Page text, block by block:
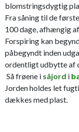
blomstringsdygtig
Fra såning til de
100 dage, afhængig
Forspiring kan
påbegyndt inden
ordentligt udbytte af
Så frøene i såjord i
Jorden holdes let
dækkes med plast.